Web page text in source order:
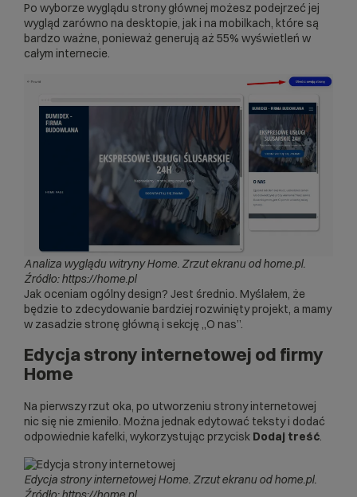
Po wyborze wyglądu strony głównej możesz podejrzeć jej
wygląd zarówno na desktopie, jak i na mobilkach, które są
bardzo ważne, ponieważ generują aż 55% wyświetleń w
całym internecie.
Analiza wyglądu witryny Home. Zrzut ekranu od home.pl.
Źródło: https://home.pl
Jak oceniam ogólny design? Jest średnio. Myślałem, że
będzie to zdecydowanie bardziej rozwinięty projekt, a mamy
w zasadzie stronę główną i sekcję „O nas”.
Edycja strony internetowej od firmy
Home
Na pierwszy rzut oka, po utworzeniu strony internetowej
nic się nie zmieniło. Można jednak edytować teksty i dodać
odpowiednie kafelki, wykorzystując przycisk Dodaj treść.
Edycja strony internetowej Home. Zrzut ekranu od home.pl.